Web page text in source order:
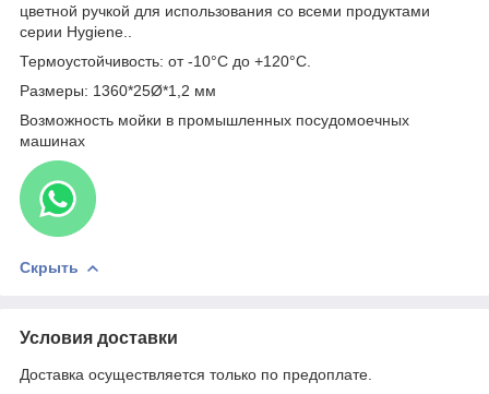
цветной ручкой для использования со всеми продуктами
серии Hygiene..
Термоустойчивость: от -10°С до +120°С.
Размеры: 1360*25Ø*1,2 мм
Возможность мойки в промышленных посудомоечных
машинах
Скрыть
Условия доставки
Доставка осуществляется только по предоплате.